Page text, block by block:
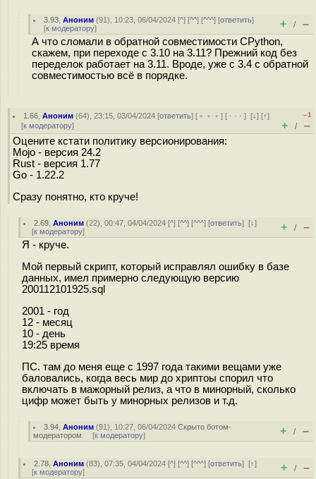
3.93 ,Аноним (91), 10:23, 06/04/2024 [^] [^^] [^^^] [ответить]
[к модератору] + / –
А что сломали в обратной совместимости CPython,
скажем, при переходе с 3.10 на 3.11? Прежний код без
переделок работает на 3.11. Вроде, уже с 3.4 с обратной
совместимостью всё в порядке.
1.66 ,Аноним (64), 23:15, 03/04/2024 [ответить] [ ﹢﹢﹢] [ · · ·][↓] [↑]
[к модератору]
–1
+ / –
Оцените кстати политику версионирования:
Mojo - версия 24.2
Rust - версия 1.77
Go - 1.22.2
Сразу понятно, кто круче!
2.69 ,Аноним (22), 00:47, 04/04/2024 [^] [^^] [^^^] [ответить][↓]
[к модератору] + / –
Я - круче.
Мой первый скрипт, который исправлял ошибку в базе
данных, имел примерно следующую версию
200112101925.sql
2001 - год
12 - месяц
10 - день
19:25 время
ПС. там до меня еще с 1997 года такими вещами уже
баловались, когда весь мир до хриптоы спорил что
включать в мажорный релиз, а что в минорный, сколько
цифр может быть у минорных релизов и т.д.
3.94 ,Аноним (91), 10:27, 06/04/2024Скрыто ботом-
модератором [к модератору] + / –
2.78 ,Аноним (83), 07:35, 04/04/2024 [^] [^^] [^^^] [ответить][↑]
[к модератору] + / –